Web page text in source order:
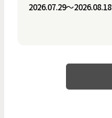
2026.07.29〜2026.08.18